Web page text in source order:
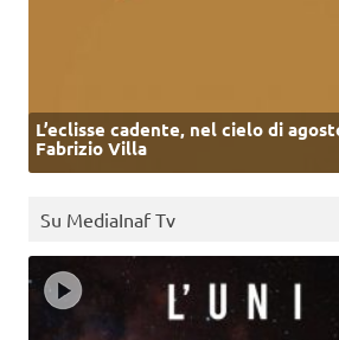
L’eclisse cadente, nel cielo di
Fabrizio Villa
Su MediaInaf Tv